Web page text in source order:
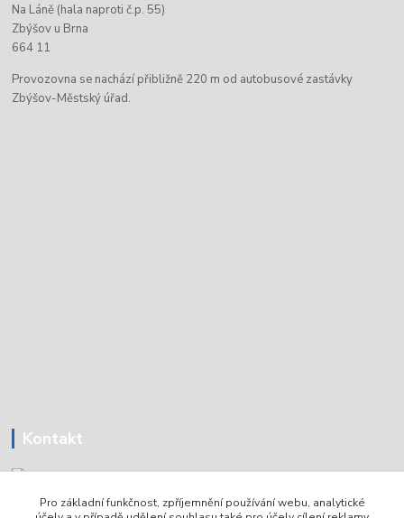
Na Láně (hala naproti č.p. 55)
Zbýšov u Brna
664 11
Provozovna se nachází přibližně 220 m od autobusové zastávky
Zbýšov-Městský úřad.
Kontakt
Tomáš Holoubek
Pro základní funkčnost, zpříjemnění používání webu, analytické